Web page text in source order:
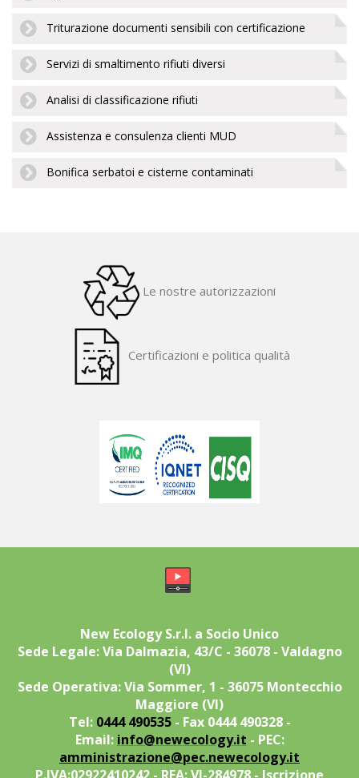
Triturazione documenti sensibili con certificazione
Servizi di smaltimento rifiuti diversi
Analisi di classificazione rifiuti
Assistenza e consulenza clienti MUD
Bonifica serbatoi e cisterne contaminati
Le nostre autorizzazioni
Certificazioni e politica qualità
New Ecology S.r.l. a Socio Unico
Sede Legale: Via Dalmazia, 43/C - 36078 - Valdagno
(VI)
Sede Operativa: Via Sommer, 1 - 36075 Montecchio
Maggiore (VI)
Tel: 0444 490535- Fax 0444 490328 -
Email: info@newecology.it - PEC:
amministrazione@pec.newecology.it